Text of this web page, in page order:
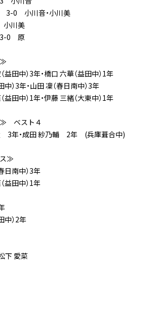
3-0 小川音・小川美
川美
3-0 原
≫
田中）3年・橋口 六華（益田中）1年
）3年・山田 凜（春日南中）3年
田中）1年・伊藤 三緒（大東中）1年
ベスト４
3年・成田 紗乃輔 2年 (兵庫葺合中)
≫
南中）3年
益田中）1年
中）2年
愛菜